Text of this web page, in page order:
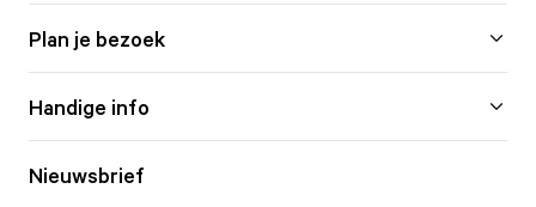
Plan je bezoek
Handige info
Nieuwsbrief